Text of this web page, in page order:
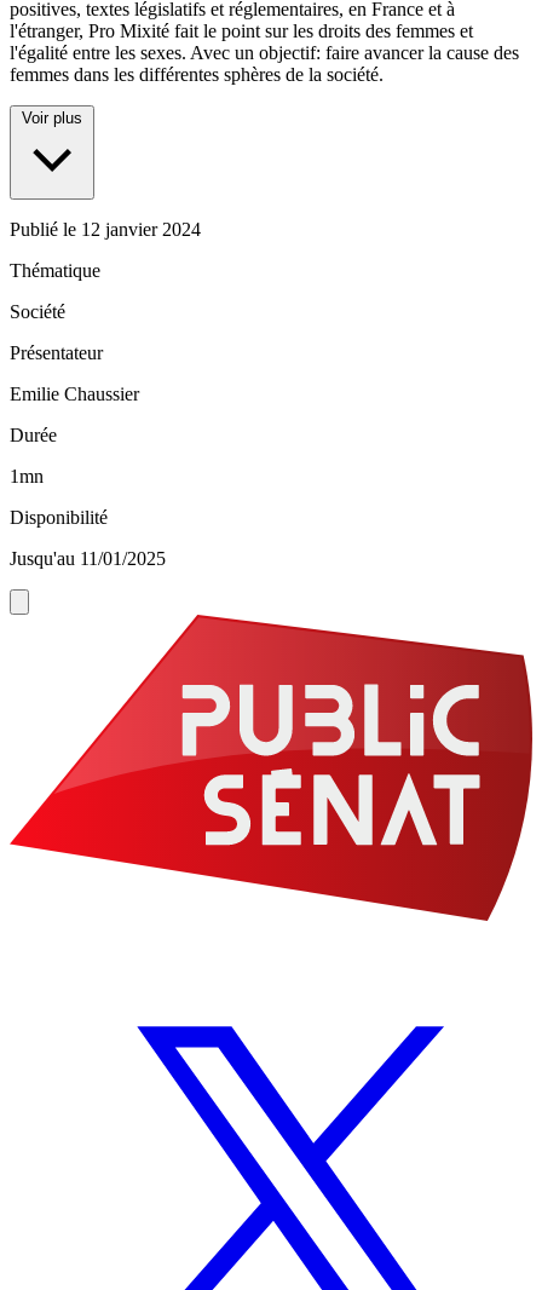
positives, textes législatifs et réglementaires, en France et à
l'étranger, Pro Mixité fait le point sur les droits des femmes et
l'égalité entre les sexes. Avec un objectif: faire avancer la cause des
femmes dans les différentes sphères de la société.
Voir plus
Publié le 12 janvier 2024
Thématique
Société
Présentateur
Emilie Chaussier
Durée
1mn
Disponibilité
Jusqu'au 11/01/2025